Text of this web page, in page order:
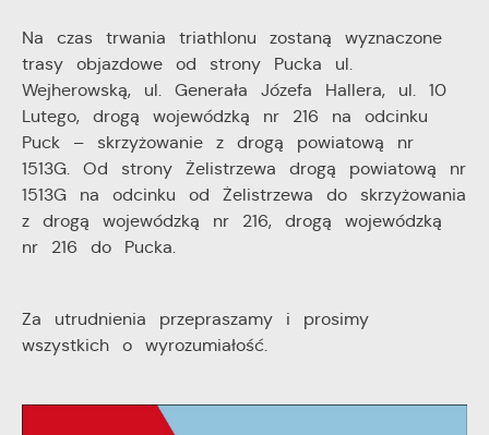
Na czas trwania triathlonu zostaną wyznaczone
trasy objazdowe od strony Pucka ul.
Wejherowską, ul. Generała Józefa Hallera, ul. 10
Lutego, drogą wojewódzką nr 216 na odcinku
Puck – skrzyżowanie z drogą powiatową nr
1513G. Od strony Żelistrzewa drogą powiatową nr
1513G na odcinku od Żelistrzewa do skrzyżowania
z drogą wojewódzką nr 216, drogą wojewódzką
nr 216 do Pucka.
Za utrudnienia przepraszamy i prosimy
wszystkich o wyrozumiałość.